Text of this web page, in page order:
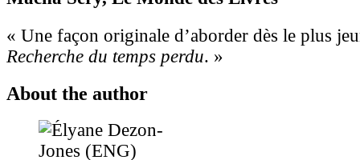
« Une façon originale d’aborder dès le plus
Recherche du temps perdu. »
About the author